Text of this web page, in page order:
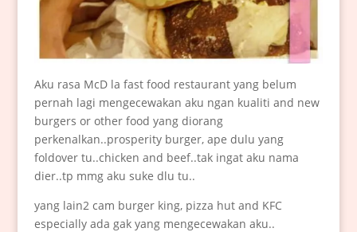
Aku rasa McD la fast food restaurant yang belum
pernah lagi mengecewakan aku ngan kualiti and new
burgers or other food yang diorang
perkenalkan..prosperity burger, ape dulu yang
foldover tu..chicken and beef..tak ingat aku nama
dier..tp mmg aku suke dlu tu..
yang lain2 cam burger king, pizza hut and KFC
especially ada gak yang mengecewakan aku..